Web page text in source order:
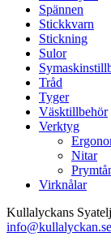
Spännen
Stickkvarn
Stickning
Sulor
Tråd
Tyger
Väsktillbehör
Verktyg
Nitar
Virknålar
Kullalyckans
info@kullalyckan.se